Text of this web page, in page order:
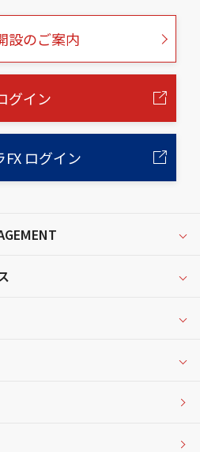
設のご案内
グイン
FX ログイン